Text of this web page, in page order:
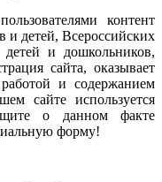
пользователями
контент
и детей, Всероссийских
детей и дошкольников,
сайта, оказывает
работой и содержанием
сайте используется
о данном
факте
форму!